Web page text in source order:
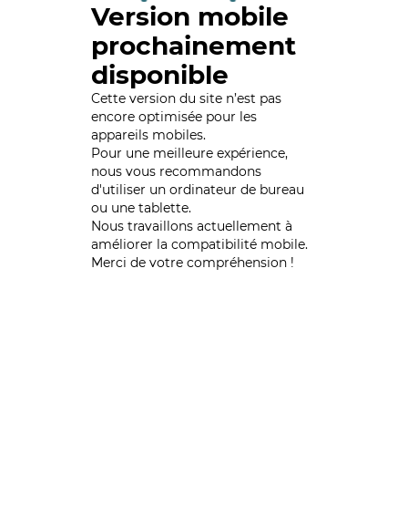
Version mobile
prochainement
disponible
Cette version du site n’est pas
encore optimisée pour les
appareils mobiles.
Pour une meilleure expérience,
nous vous recommandons
d'utiliser un ordinateur de bureau
ou une tablette.
Nous travaillons actuellement à
améliorer la compatibilité mobile.
Merci de votre compréhension !